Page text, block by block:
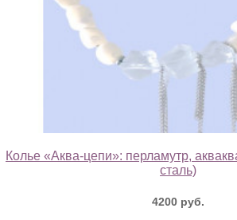
Колье «Аква-цепи»: перламутр,
сталь)
4200 руб.